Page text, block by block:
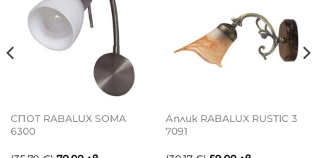
СПОТ RABALUX SOMA
6300
Аплик RABALUX RUSTIC 3
7091